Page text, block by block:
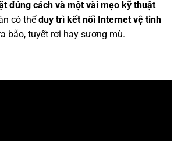
đúng cách và một vài mẹo kỹ thuật
có thểduy trì kết nối Internet vệ tinh
bão, tuyết rơi hay sương mù.